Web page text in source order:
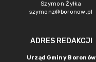
Szymon Żyłka
szymonz@boronow.pl
ADRES REDAKCJI
Urząd Gminy Boronów